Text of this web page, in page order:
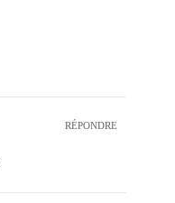
RÉPONDRE